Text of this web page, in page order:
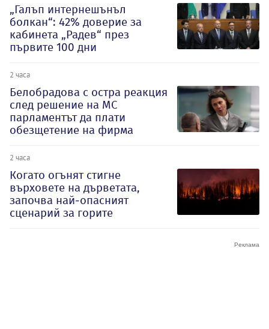
„Галъп интернешънъл
болкан“: 42% доверие за
кабинета „Радев“ през
първите 100 дни
2 часа
Белобрадова с остра реакция
след решение на МС
парламентът да плати
обезщетение на фирма
2 часа
Когато огънят стигне
върховете на дърветата,
започва най-опасният
сценарий за горите